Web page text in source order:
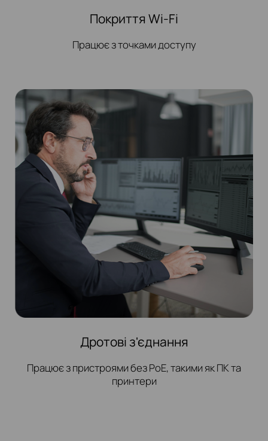
Покриття Wi-Fi
Працює з точками доступу
Дротові з'єднання
Працює з пристроями без PoE, такими як ПК та
принтери